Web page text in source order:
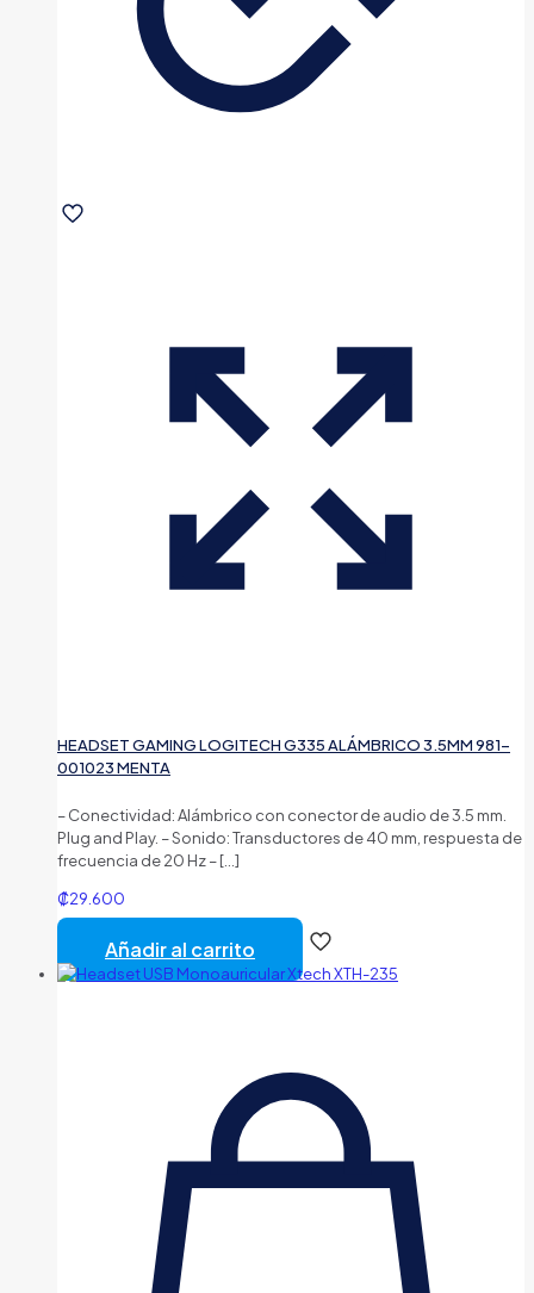
HEADSET GAMING LOGITECH G335 ALÁMBRICO 3.5MM 981-
001023 MENTA
– Conectividad: Alámbrico con conector de audio de 3.5 mm.
Plug and Play. – Sonido: Transductores de 40 mm, respuesta de
frecuencia de 20 Hz –[…]
₡29.600
Añadir al carrito